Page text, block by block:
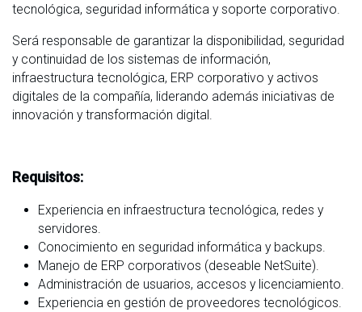
tecnológica, seguridad informática y soporte corporativo.
Será responsable de garantizar la disponibilidad, seguridad
y continuidad de los sistemas de información,
infraestructura tecnológica, ERP corporativo y activos
digitales de la compañía, liderando además iniciativas de
innovación y transformación digital.
Requisitos:
Experiencia en infraestructura tecnológica, redes y
servidores.
Conocimiento en seguridad informática y backups.
Manejo de ERP corporativos (deseable NetSuite).
Administración de usuarios, accesos y licenciamiento.
Experiencia en gestión de proveedores tecnológicos.